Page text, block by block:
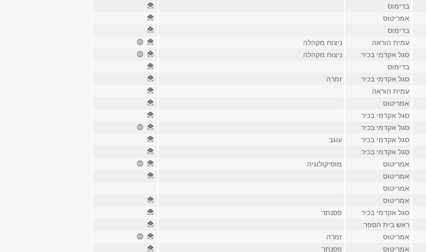
בדימוס
אמריטוס
בדימוס
עמית הוראה
ניצוח מקהלה
סגל אקדמי בכיר
ניצוח מקהלה
בדימוס
סגל אקדמי בכיר
זמרה
עמית הוראה
אמריטוס
סגל אקדמי בכיר
סגל אקדמי בכיר
סגל אקדמי בכיר
עוגב
סגל אקדמי בכיר
אמריטוס
מוסיקולוגיה
אמריטוס
אמריטוס
אמריטוס
סגל אקדמי בכיר
פסנתר
ראש בית הספר
אמריטוס
זמרה
אמריטוס
פסנתר